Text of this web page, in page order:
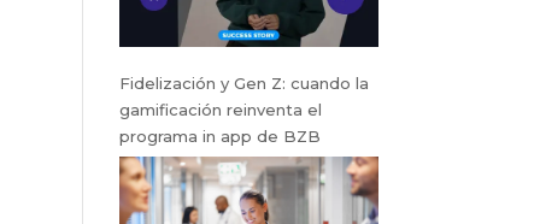
Fidelización y Gen Z: cuando la
gamificación reinventa el
programa in app de BZB